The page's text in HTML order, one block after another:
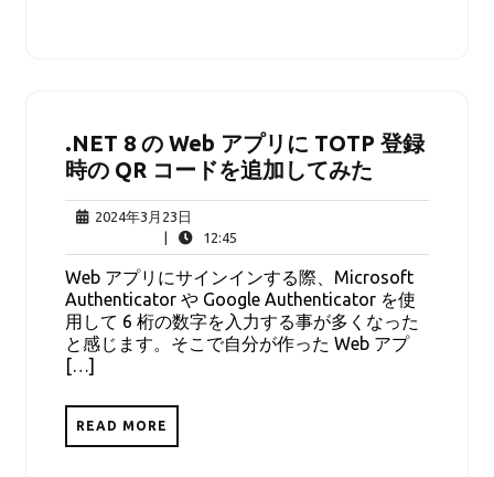
.NET 8 の Web アプリに TOTP 登録
時の QR コードを追加してみた
2024年3月23日
年
3
月
23
日
12:45
Web アプリにサインインする際、Microsoft
Authenticator や Google Authenticator を使
用して 6 桁の数字を入力する事が多くなった
と感じます。そこで自分が作った Web アプ
[…]
READ MORE